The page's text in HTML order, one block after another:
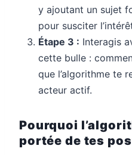
y ajoutant un sujet
pour susciter
Étape 3 : Interagis
cette bulle :
que l’algorithme te
acteur actif.
Pourquoi
portée de tes